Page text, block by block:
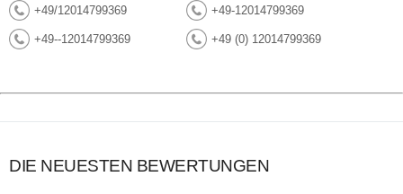
+49/12014799369 +49-12014799369
+49--12014799369 +49 (0) 12014799369
DIE NEUESTEN BEWERTUNGEN